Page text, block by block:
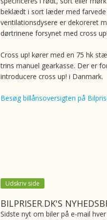
beklædt i sort læder med
ventilationsdysere er dekoreret
dørtrinene forsynet med cross
Cross up! kører med en 75 hk
trins manuel gearkasse. Der er
introducere cross up! i Danmark.
Besøg billånsoversigten på
Udskriv side
BILPRISER.DK'S
Sidste nyt om biler på e-mail